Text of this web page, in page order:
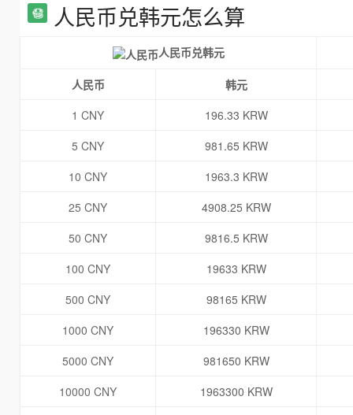
人民币兑韩元怎么算
人民币兑韩元
人民币
韩元
1 CNY
196.33 KRW
5 CNY
981.65 KRW
10 CNY
1963.3 KRW
25 CNY
4908.25 KRW
50 CNY
9816.5 KRW
100 CNY
19633 KRW
500 CNY
98165 KRW
1000 CNY
196330 KRW
5000 CNY
981650 KRW
10000 CNY
1963300 KRW